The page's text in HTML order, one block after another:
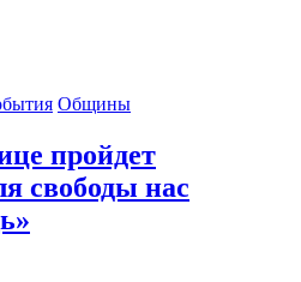
Общины
пройдет
свободы нас